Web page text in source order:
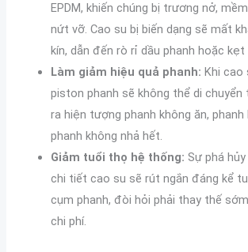
EPDM, khiến chúng bị trương nở,
nứt vỡ. Cao su bị biến dạng sẽ mất
kín, dẫn đến rò rỉ dầu phanh hoặc
Làm giảm hiệu quả phanh: Khi cao
piston phanh sẽ không thể di chuyển
ra hiện tượng phanh không ăn,
phanh không nhả hết.
Giảm tuổi thọ hệ thống: Sự phá
chi tiết cao su sẽ rút ngắn đáng kể
cụm phanh, đòi hỏi phải thay thế
chi phí.